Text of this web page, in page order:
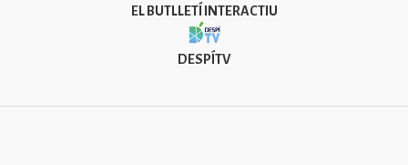
EL BUTLLETÍ INTERACTIU
DESPÍTV